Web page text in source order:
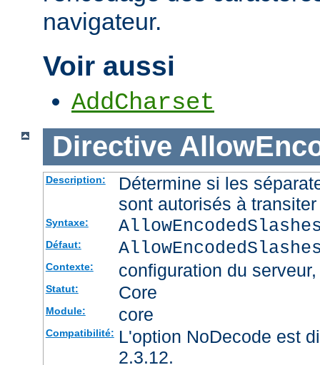
navigateur.
Voir aussi
AddCharset
Directive
Description:
Détermine si les
sont autorisés à
Syntaxe:
Défaut:
Contexte: configuration du
Statut: Core
Module: core
Compatibilité: L'option NoDecode est
2.3.12.